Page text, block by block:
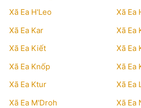
Xã Ea H'Leo
Xã Ea
Xã Ea Kar
Xã Ea
Xã Ea Kiết
Xã Ea
Xã Ea Knốp
Xã Ea
Xã Ea Ktur
Xã Ea
Xã Ea M'Droh
Xã Ea